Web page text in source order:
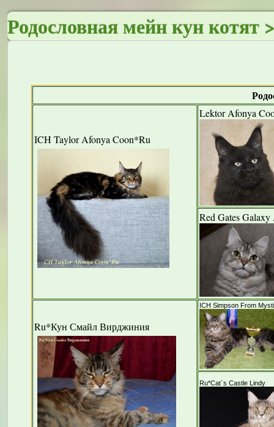
Родословная мейн кун котят
ICH Taylor Afonya Coon*Ru
Lektor Afonya
Red Gates
Ru*Кун Смайл Вирджиния
ICH Simpson From
Ru*Cat`s Castle Lindy